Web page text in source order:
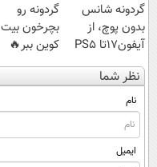
گردونه شانس
بدون پوچ، از
آیفون17تا PS5
و طلای دیجیتال
و دلار🔥
گردونه رو
بچرخون بیت
کوین ببر🔥
نظر شما
نام
ایمیل